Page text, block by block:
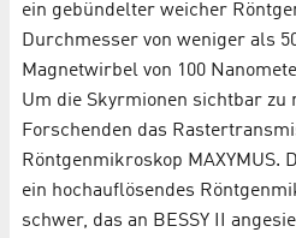
ein gebündelter weicher
Durchmesser von weniger als
Magnetwirbel von 100
Um die Skyrmionen sichtbar zu
Forschenden das
Röntgenmikroskop MAXYMUS.
ein hochauflösendes
schwer, das an BESSY II